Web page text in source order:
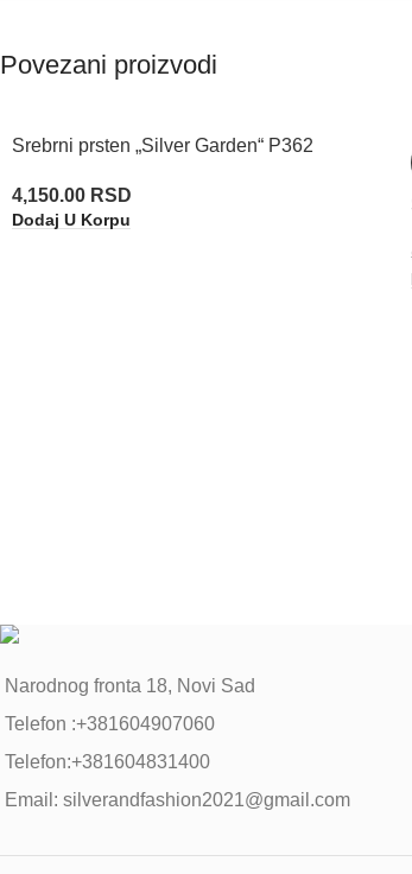
Povezani proizvodi
Srebrni prsten „Silver Garden“ P362
4,150.00 RSD
Dodaj U Korpu
Narodnog fronta 18, Novi Sad
Telefon :+381604907060
Telefon:+381604831400
Email: silverandfashion2021@gmail.com